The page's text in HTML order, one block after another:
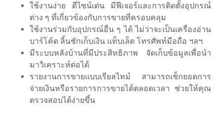
ใช้งานง่าย ดีไซน์เด่น มีฟีเจอร์และการติดตั้งอุปกรณ์
ต่าง ๆ ที่เกี่ยวข้องกับการขายที่ครอบคลุม
ใช้งานร่วมกับอุปกรณ์อื่น ๆ ได้ ไม่ว่าจะเป็นเครื่องอ่าน
บาร์โค้ด ลิ้นชักเก็บเงิน แท็บเล็ต โทรศัพท์มือถือ ฯลฯ
มีระบบหลังบ้านที่มีประสิทธิภาพ จัดเก็บข้อมูลเพื่อนำ
มาวิเคราะห์ต่อได้
รายงานการขายแบบเรียลไทม์ สามารถเช็กยอดการ
จ่ายเงินหรือรายการการขายได้ตลอดเวลา ช่วยให้คุณ
ตรวจสอบได้ง่ายขึ้น